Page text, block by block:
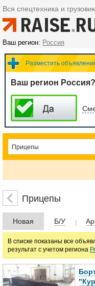
Вся спецтехника и
Ваш регион: Россия
Разместить
Ваш регион Россия?
Цена
руб.
Марка
Прицепы
Новая Б/У
В списке показаны все
результат с учетом региона